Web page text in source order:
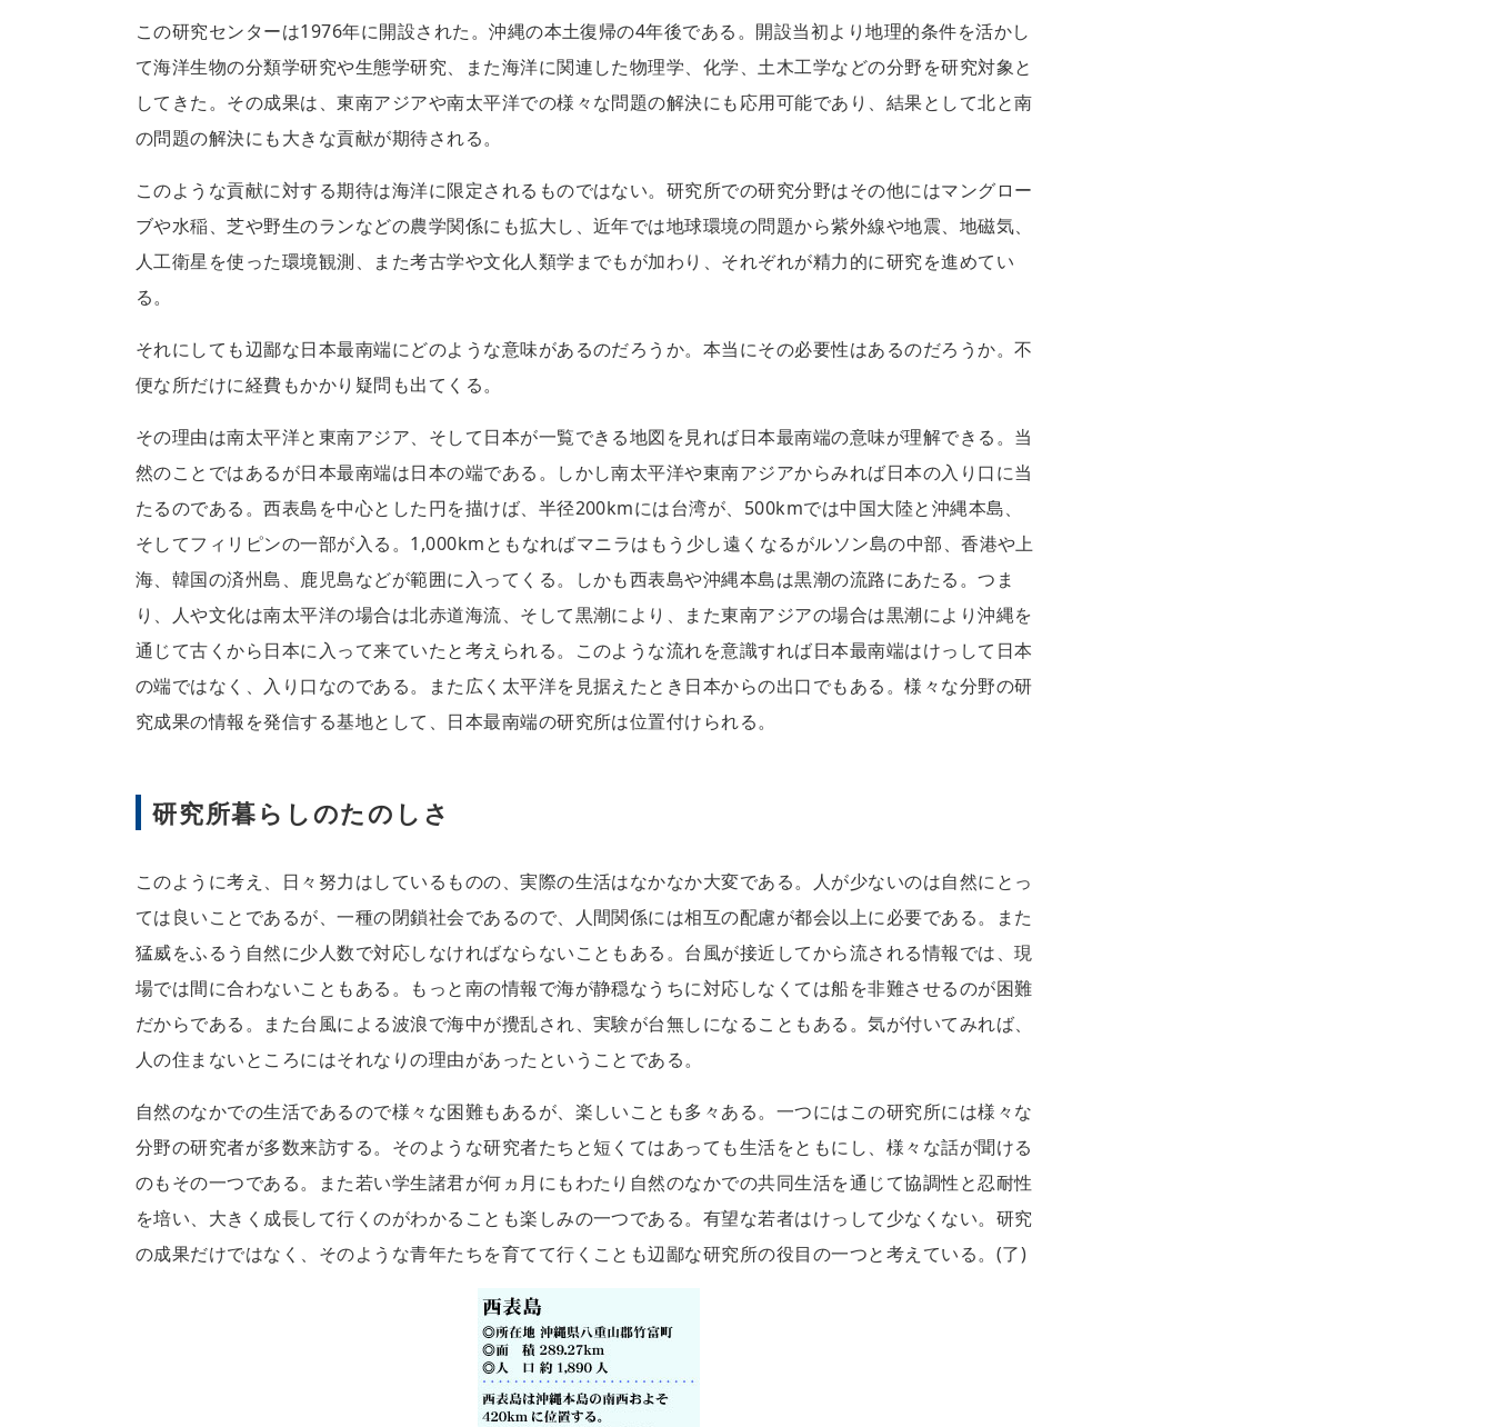
この研究センターは1976年に開設された。沖縄の本土復帰の4年後である。開設当初より地理的条件を活かし
て海洋生物の分類学研究や生態学研究、また海洋に関連した物理学、化学、土木工学などの分野を研究対象と
してきた。その成果は、東南アジアや南太平洋での様々な問題の解決にも応用可能であり、結果として北と南
の問題の解決にも大きな貢献が期待される。
このような貢献に対する期待は海洋に限定されるものではない。研究所での研究分野はその他にはマングロー
ブや水稲、芝や野生のランなどの農学関係にも拡大し、近年では地球環境の問題から紫外線や地震、地磁気、
人工衛星を使った環境観測、また考古学や文化人類学までもが加わり、それぞれが精力的に研究を進めてい
る。
それにしても辺鄙な日本最南端にどのような意味があるのだろうか。本当にその必要性はあるのだろうか。不
便な所だけに経費もかかり疑問も出てくる。
その理由は南太平洋と東南アジア、そして日本が一覧できる地図を見れば日本最南端の意味が理解できる。当
然のことではあるが日本最南端は日本の端である。しかし南太平洋や東南アジアからみれば日本の入り口に当
たるのである。西表島を中心とした円を描けば、半径200kmには台湾が、500kmでは中国大陸と沖縄本島、
そしてフィリピンの一部が入る。1,000kmともなればマニラはもう少し遠くなるがルソン島の中部、香港や上
海、韓国の済州島、鹿児島などが範囲に入ってくる。しかも西表島や沖縄本島は黒潮の流路にあたる。つま
り、人や文化は南太平洋の場合は北赤道海流、そして黒潮により、また東南アジアの場合は黒潮により沖縄を
通じて古くから日本に入って来ていたと考えられる。このような流れを意識すれば日本最南端はけっして日本
の端ではなく、入り口なのである。また広く太平洋を見据えたとき日本からの出口でもある。様々な分野の研
究成果の情報を発信する基地として、日本最南端の研究所は位置付けられる。
研究所暮らしのたのしさ
このように考え、日々努力はしているものの、実際の生活はなかなか大変である。人が少ないのは自然にとっ
ては良いことであるが、一種の閉鎖社会であるので、人間関係には相互の配慮が都会以上に必要である。また
猛威をふるう自然に少人数で対応しなければならないこともある。台風が接近してから流される情報では、現
場では間に合わないこともある。もっと南の情報で海が静穏なうちに対応しなくては船を非難させるのが困難
だからである。また台風による波浪で海中が攪乱され、実験が台無しになることもある。気が付いてみれば、
人の住まないところにはそれなりの理由があったということである。
自然のなかでの生活であるので様々な困難もあるが、楽しいことも多々ある。一つにはこの研究所には様々な
分野の研究者が多数来訪する。そのような研究者たちと短くてはあっても生活をともにし、様々な話が聞ける
のもその一つである。また若い学生諸君が何ヵ月にもわたり自然のなかでの共同生活を通じて協調性と忍耐性
を培い、大きく成長して行くのがわかることも楽しみの一つである。有望な若者はけっして少なくない。研究
の成果だけではなく、そのような青年たちを育てて行くことも辺鄙な研究所の役目の一つと考えている。(了)